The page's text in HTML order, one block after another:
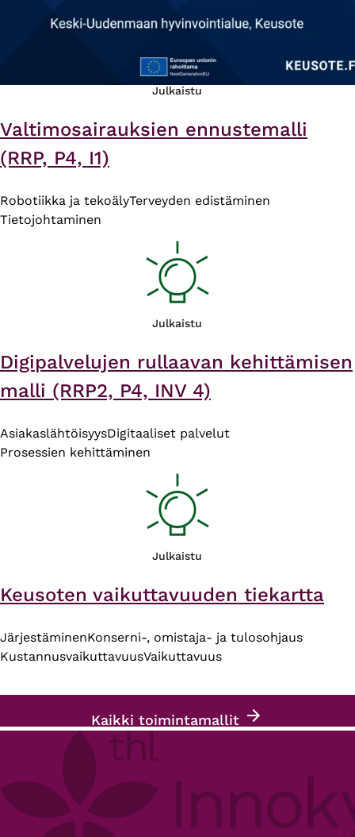
Julkaistu
Valtimosairauksien ennustemalli
(RRP, P4, I1)
Robotiikka ja tekoälyTerveyden edistäminen
Tietojohtaminen
Julkaistu
Digipalvelujen rullaavan kehittämisen
malli (RRP2, P4, INV 4)
AsiakaslähtöisyysDigitaaliset palvelut
Prosessien kehittäminen
Julkaistu
Keusoten vaikuttavuuden tiekartta
JärjestäminenKonserni-, omistaja- ja tulosohjaus
KustannusvaikuttavuusVaikuttavuus
Kaikki toimintamallit